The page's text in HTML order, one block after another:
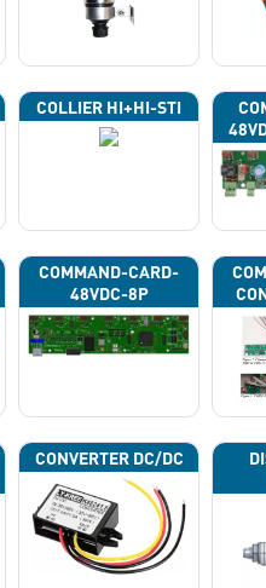
COLLIER HI+HI-STI
COMMAND-CARD-
48VDC-8P
CONVERTER DC/DC